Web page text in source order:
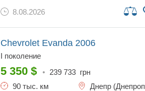
8.08.2026
Chevrolet Evanda 2006
I поколение
5 350 $ • 239 733 грн
90 тыс. км
Днепр (Днепропетровск)